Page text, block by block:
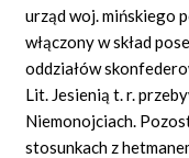
urząd woj. mińskiego
włączony w skład
oddziałów
Lit. Jesienią t. r.
Niemonojciach.
stosunkach z